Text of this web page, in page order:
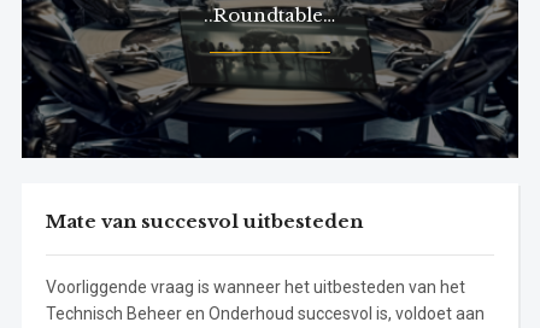
..Roundtable…
Mate van succesvol uitbesteden
Voorliggende vraag is wanneer het uitbesteden van het
Technisch Beheer en Onderhoud succesvol is, voldoet aan